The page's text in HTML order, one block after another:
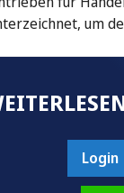
um
Login